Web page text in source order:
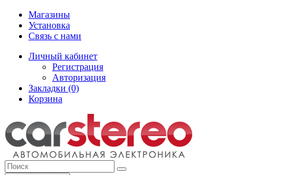
Магазины
Установка
Связь с нами
Личный кабинет
Регистрация
Авторизация
Закладки (0)
Корзина